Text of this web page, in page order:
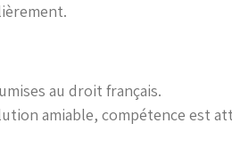
au droit français.
amiable, compétence est